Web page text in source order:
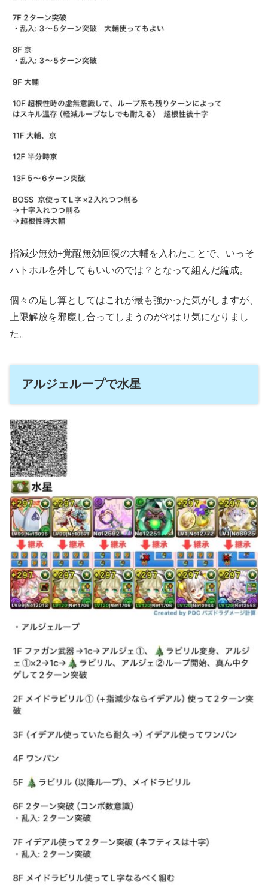
指減少無効+覚醒無効回復の大輔を入れたことで、いっそ
ハトホルを外してもいいのでは？となって組んだ編成。
個々の足し算としてはこれが最も強かった気がしますが、
上限解放を邪魔し合ってしまうのがやはり気になりまし
た。
アルジェループで水星